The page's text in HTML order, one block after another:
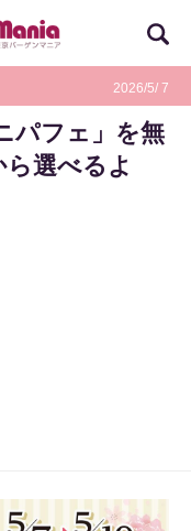
2026/5/ 7
パフェ」を無
選べるよ